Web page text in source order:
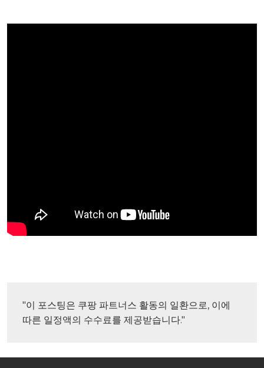
"이 포스팅은 쿠팡 파트너스 활동의 일환으로, 이에
따른 일정액의 수수료를 제공받습니다."